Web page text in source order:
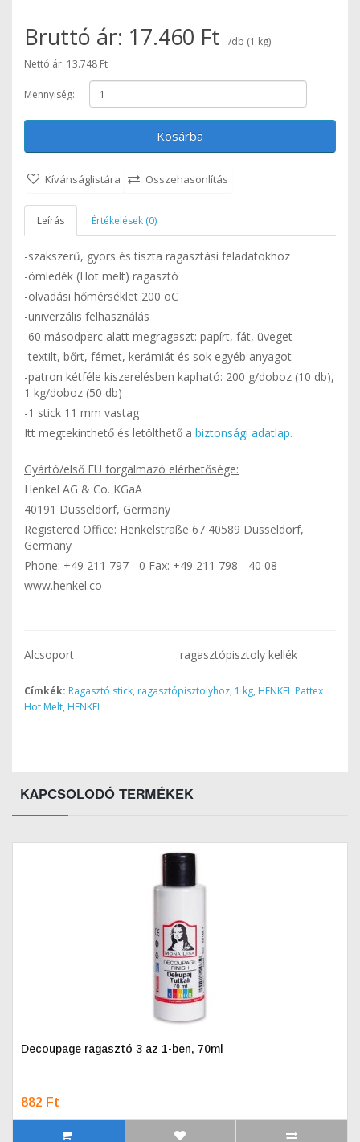
Bruttó ár: 17.460 Ft
/db (1 kg)
Nettó ár: 13.748 Ft
Mennyiség:
Kosárba
Kívánságlistára Összehasonlítás
Leírás Értékelések (0)
-szakszerű, gyors és tiszta ragasztási feladatokhoz
-ömledék (Hot melt) ragasztó
-olvadási hőmérséklet 200 oC
-univerzális felhasználás
-60 másodperc alatt megragaszt: papírt, fát, üveget
-textilt, bőrt, fémet, kerámiát és sok egyéb anyagot
-patron kétféle kiszerelésben kapható: 200 g/doboz (10 db),
1 kg/doboz (50 db)
-1 stick 11 mm vastag
Itt megtekinthető és letölthető a biztonsági adatlap.
Gyártó/első EU forgalmazó elérhetősége:
Henkel AG & Co. KGaA
40191 Düsseldorf, Germany
Registered Office: Henkelstraße 67 40589 Düsseldorf,
Germany
Phone: +49 211 797 - 0 Fax: +49 211 798 - 40 08
www.henkel.co
Alcsoport ragasztópisztoly kellék
Címkék: Ragasztó stick, ragasztópisztolyhoz, 1 kg, HENKEL Pattex
Hot Melt, HENKEL
KAPCSOLODÓ TERMÉKEK
Decoupage ragasztó 3 az 1-ben, 70ml
882 Ft